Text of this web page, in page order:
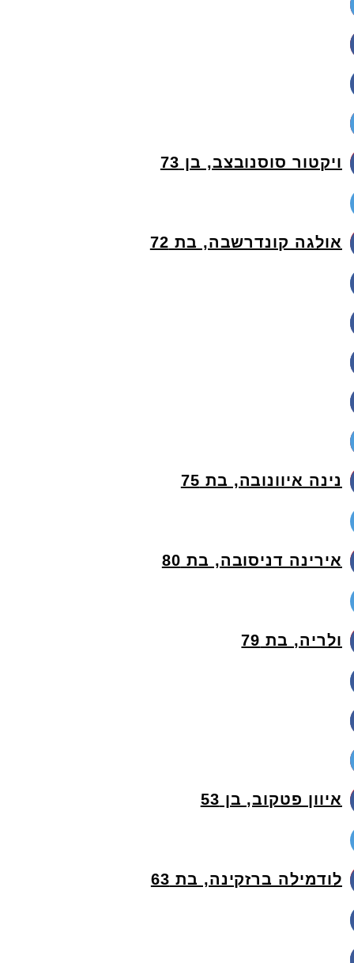
ויקטור סוסנובצב, בן 73
אולגה קונדרשבה, בת 72
נינה איוונובה, בת 75
אירינה דניסובה, בת 80
ולריה, בת 79
איוון פטקוב, בן 53
לודמילה ברזקינה, בת 63